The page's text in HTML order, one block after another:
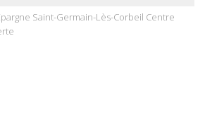
Saint-Germain-Lès-Corbeil Centre